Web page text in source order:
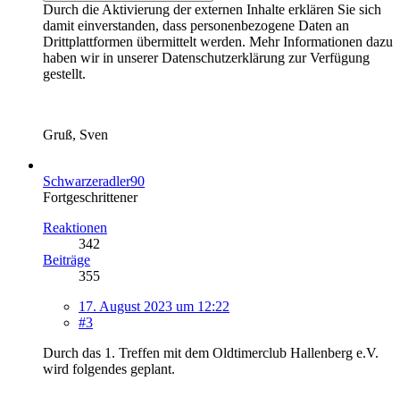
Durch die Aktivierung der externen Inhalte erklären Sie sich
damit einverstanden, dass personenbezogene Daten an
Drittplattformen übermittelt werden. Mehr Informationen dazu
haben wir in unserer Datenschutzerklärung zur Verfügung
gestellt.
Gruß, Sven
Schwarzeradler90
Fortgeschrittener
Reaktionen
342
Beiträge
355
17. August 2023 um 12:22
#3
Durch das 1. Treffen mit dem Oldtimerclub Hallenberg e.V.
wird folgendes geplant.